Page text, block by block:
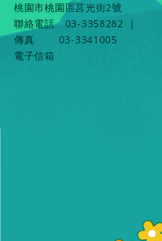
桃園市桃園區莒光街2號
聯絡電話
03-3358282
|
傳真
03-3341005
電子信箱